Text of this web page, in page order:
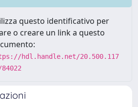
questo identificativo per
o creare un link a questo
hdl.handle.net/20.500.117